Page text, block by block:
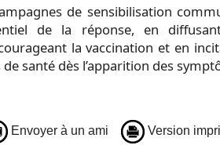
de sensibilisation
de la réponse, en
la vaccination et en
santé dès l’apparition des
Envoyer à un ami Version